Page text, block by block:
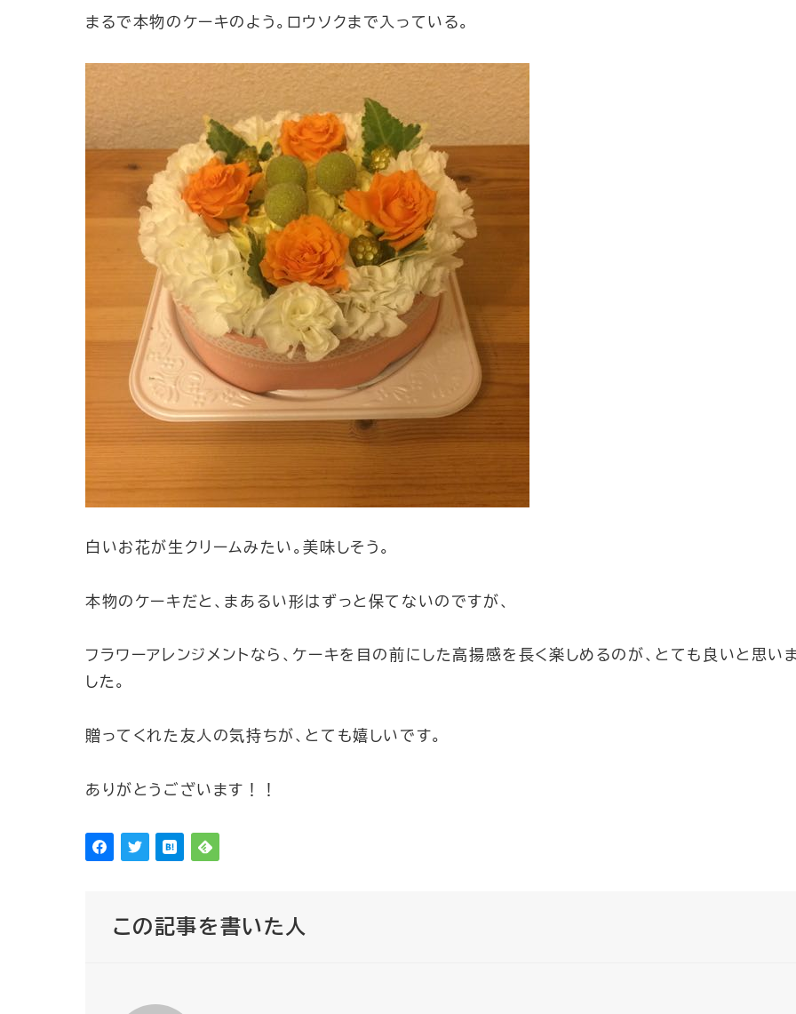
まるで本物のケーキのよう。ロウソクまで入っている。
白いお花が生クリームみたい。美味しそう。
本物のケーキだと、まあるい形はずっと保てないのですが、
フラワーアレンジメントなら、ケーキを目の前にした高揚感を長く楽しめるのが、とても良いと思い
した。
贈ってくれた友人の気持ちが、とても嬉しいです。
ありがとうございます！！
この記事を書いた人